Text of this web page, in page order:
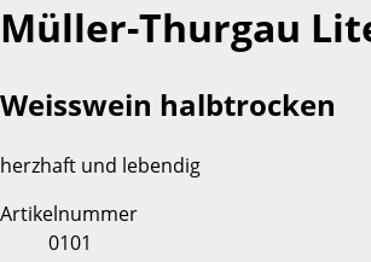
Müller-Thurgau
Weisswein halbtrocken
herzhaft und lebendig
Artikelnummer
0101